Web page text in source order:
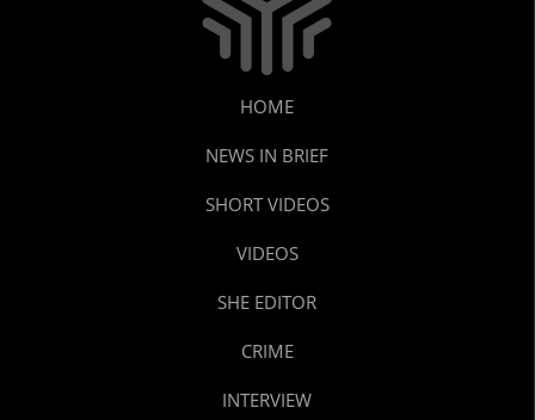
HOME
NEWS IN BRIEF
SHORT VIDEOS
VIDEOS
SHE EDITOR
CRIME
INTERVIEW